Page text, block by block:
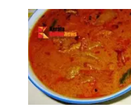
പീഡിപ്പിച്ചെന്ന് പരാതി